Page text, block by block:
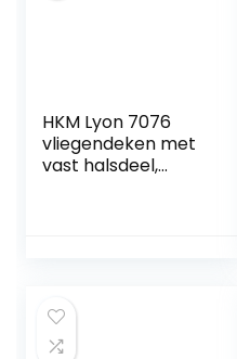
HKM Lyon 7076
vliegendeken met
vast halsdeel,